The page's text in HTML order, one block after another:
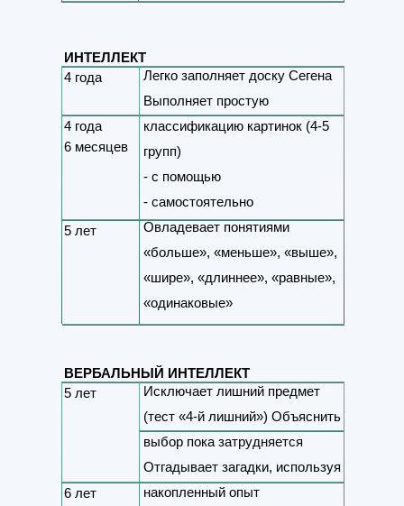
Легко заполняет доску Сегена
Выполняет простую
классификацию картинок (4-5
групп)
- с помощью
- самостоятельно
Овладевает понятиями
«больше», «меньше», «выше»,
«шире», «длиннее», «равные»,
«одинаковые»
ИНТЕЛЛЕКТ
4 года
4 года
6 месяцев
5 лет
Исключает лишний предмет
(тест «4-й лишний») Объяснить
выбор пока затрудняется
Отгадывает загадки, используя
накопленный опыт
ВЕРБАЛЬНЫЙ ИНТЕЛЛЕКТ
5 лет
6 лет